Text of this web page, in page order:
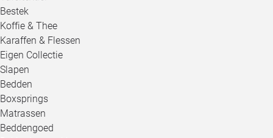
Bestek
Koffie & Thee
Karaffen & Flessen
Eigen Collectie
Slapen
Bedden
Boxsprings
Matrassen
Beddengoed